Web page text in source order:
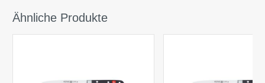
Ähnliche Produkte